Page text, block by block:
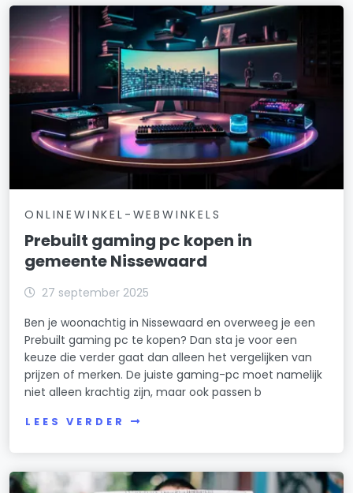
ONLINEWINKEL-WEBWINKELS
Prebuilt gaming pc kopen in
gemeente Nissewaard
27 september 2025
Ben je woonachtig in Nissewaard en overweeg je een
Prebuilt gaming pc te kopen? Dan sta je voor een
keuze die verder gaat dan alleen het vergelijken van
prijzen of merken. De juiste gaming-pc moet namelijk
niet alleen krachtig zijn, maar ook passen b
LEES VERDER